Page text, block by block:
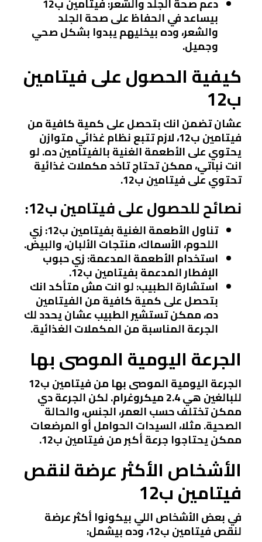
دعم صحة الجلد والشعر: فيتامين ب12
بيساعد في الحفاظ على صحة الجلد
والشعر، وده بيخليهم يبدوا بشكل صحي
وجميل.
كيفية الحصول على فيتامين
ب12
عشان تضمن انك بتحصل على كمية كافية من
فيتامين ب12، لازم تتبع نظام غذائي متوازن
يحتوي على الأطعمة الغنية بالفيتامين ده. لو
انت نباتي، ممكن تحتاج تاخد مكملات غذائية
تحتوي على فيتامين ب12.
نصائح للحصول على فيتامين ب12:
تناول الأطعمة الغنية بفيتامين ب12: زي
اللحوم، الأسماك، منتجات الألبان، والبيض.
استخدام الأطعمة المدعمة:زي حبوب
الإفطار المدعمة بفيتامين ب12.
استشارة الطبيب:لو انت مش متأكد انك
بتحصل على كمية كافية من الفيتامين
ده، ممكن تستشير الطبيب عشان يحدد لك
الجرعة المناسبة من المكملات الغذائية.
الجرعة اليومية الموصى بها
الجرعة اليومية الموصى بها من فيتامين ب12
للبالغين هي 2.4 ميكروغرام. لكن الجرعة دي
ممكن تختلف حسب العمر، الجنس، والحالة
الصحية. مثلا، السيدات الحوامل أو المرضعات
ممكن يحتاجوا جرعة أكبر من فيتامين ب12.
الأشخاص الأكثر عرضة لنقص
فيتامين ب12
في بعض الأشخاص اللي بيكونوا أكثر عرضة
لنقص فيتامين ب12، وده بيشمل: